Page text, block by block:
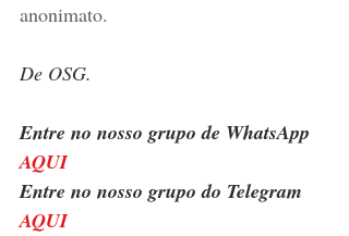
anonimato.
De OSG.
Entre no nosso grupo de WhatsApp
AQUI
Entre no nosso grupo do Telegram
AQUI